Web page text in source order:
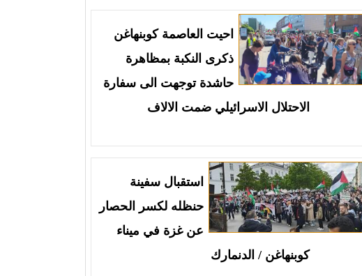
احيت العاصمة كوبنهاغن
ذكرى النكبة بمظاهرة
حاشدة توجهت الى سفارة
الاحتلال الاسرائيلي ضمت الالاف
استقبال سفينة
حنظله لكسر الحصار
عن غزة في ميناء
كوبنهاغن / الدنمارك